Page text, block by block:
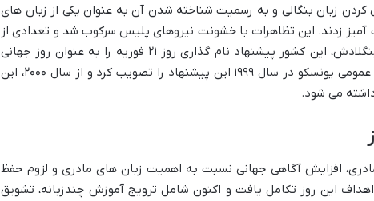
ملی کردن زبان بنگالی و به رسمیت شناخته شدن آن به عنوان یکی از زبان های
زدند. این تظاهرات با خشونت نیروهای پلیس سرکوب شد و تعدادی از
دانشجویان جان باختند. پس از استقلال بنگلادش، این کشور پیشنهاد نام گذاری روز ۲۱ فوریه را به عنوان روز جهانی
زبان مادری به یونسکو ارائه داد. کنفرانس عمومی یونسکو در سال ۱۹۹۹ این پیشنهاد را تصویب کرد و از سال ۲۰۰۰، این
می شود.
افزایش آگاهی جهانی نسبت به اهمیت زبان های مادری و لزوم حفظ
این روز تکامل یافت و اکنون شامل ترویج آموزش چندزبانه، تشویق